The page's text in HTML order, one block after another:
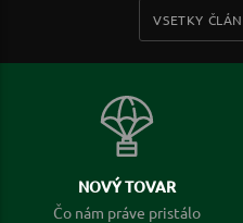
VSETKY
NOVÝ TOVAR
Čo nám práve pristálo